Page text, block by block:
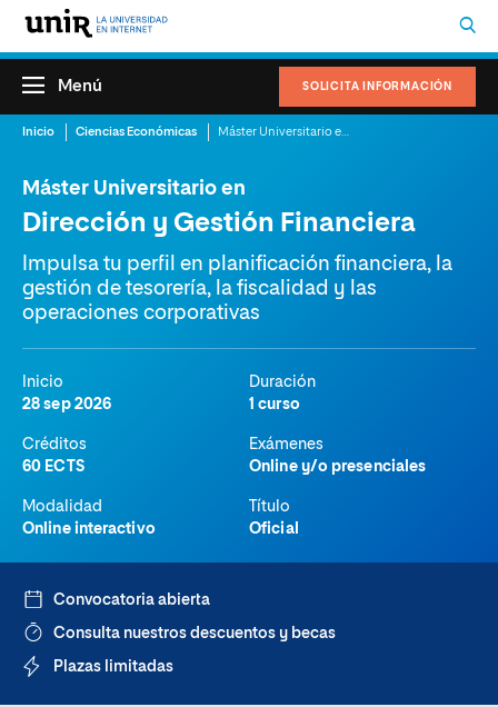
SOLICITA INFORMACIÓN
Menú
Inicio Ciencias Económicas
Máster Universitario en
Dirección y Gestión Financiera
Impulsa tu perfil en planificación financiera, la
gestión de tesorería, la fiscalidad y las
operaciones corporativas
Inicio
28 sep 2026
Duración
1 curso
Créditos
60 ECTS
Exámenes
Online y/o presenciales
Modalidad
Online interactivo
Título
Oficial
Convocatoria abierta
Consulta nuestros descuentos y becas
Plazas limitadas